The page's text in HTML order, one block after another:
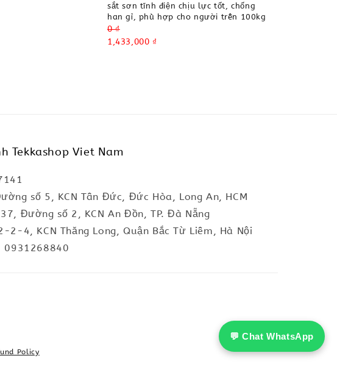
💬 Chat WhatsApp
sắt sơn tĩnh điện chịu lực tốt, chống
han gỉ, phù hợp cho người trên 100kg
Regular
price
0 ₫
Sale
1,433,000 ₫
Tekkashop Viet Nam
số 5, KCN Tân Đức, Đức Hòa, Long An, HCM
Đường số 2, KCN An Đồn, TP. Đà Nẵng
2-4, KCN Thăng Long, Quận Bắc Từ Liêm, Hà Nội
0931268840
Policy